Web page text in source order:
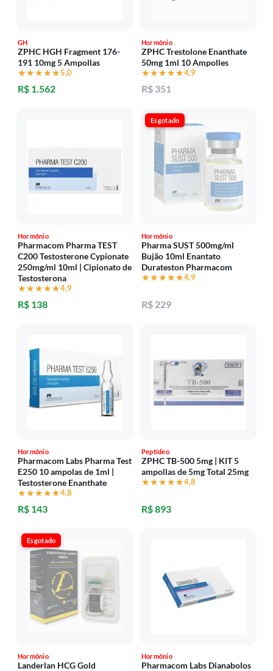
GH
ZPHC HGH Fragment 176-
191 10mg 5 Ampollas
★★★★★
★★★★★5,0
R$ 1.562
Hormônio
ZPHC Trestolone Enanthate
50mg 1ml 10 Ampolles
★★★★★
★★★★★4,9
R$ 351
Hormônio
Pharmacom Pharma TEST
C200 Testosterone Cypionate
250mg/ml 10ml | Cipionato de
Testosterona
★★★★★
★★★★★4,9
R$ 138
Esgotado
Hormônio
Pharma SUST 500mg/ml
Bujão 10ml Enantato
Durateston Pharmacom
★★★★★
★★★★★4,9
R$ 229
Hormônio
Pharmacom Labs Pharma Test
E250 10 ampolas de 1ml |
Testosterone Enanthate
★★★★★
★★★★★4,8
R$ 143
Peptídeo
ZPHC TB-500 5mg | KIT 5
ampollas de 5mg Total 25mg
★★★★★
★★★★★4,8
R$ 893
Esgotado
Hormônio
Landerlan HCG Gold
Hormônio
Pharmacom Labs Dianabolos